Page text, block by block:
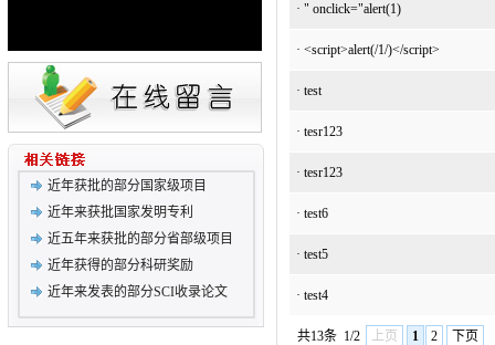
近年获批的部分国家级项目
近年来获批国家发明专利
近五年来获批的部分省部级项目
近年获得的部分科研奖励
近年来发表的部分SCI收录论文
· " onclick="alert(1)
· <script>alert(/1/)</script>
· test
· tesr123
· tesr123
· test6
· test5
· test4
共13条 1/2 上页 1 2 下页